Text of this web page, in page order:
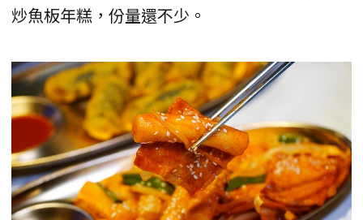
炒魚板年糕，份量還不少。